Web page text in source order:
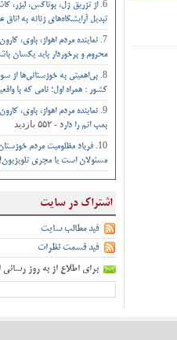
از تزریق ژل، بوتاکس، لیزر،
تبدیل آرایشگاه‌های زنانه به اتاق‌
نماینده مردم اهواز، باوی،
محروم و برخوردار باید یکسان
بی‌اهمیتی به خوزستانی‌ها از
کشور : همراه اول؛ نامی که با
نماینده مردم اهواز، باوی،
بمب اتم را دارد - ۵۵۲ بازدید
فریاد مظلومیت مردم
مسئولان است یا مجری تلویزیون!
اشتراک در سایت
فید مطالب سایت
فید قسمت نظرات
برای اطلاع از به روز رسانی